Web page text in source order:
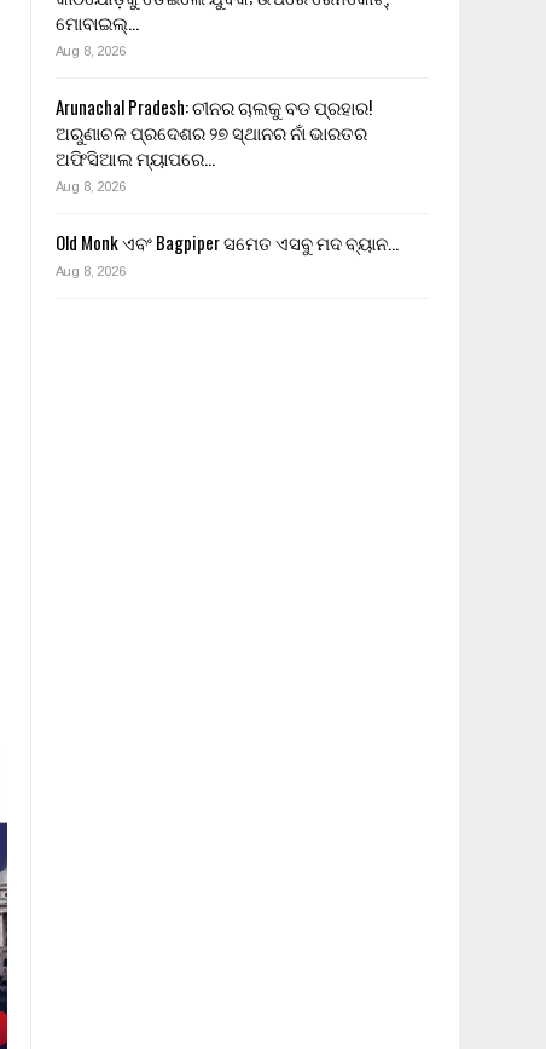
ମୋବାଇଲ୍…
Aug 8, 2026
Arunachal Pradesh: ଚୀନର ଚାଲକୁ ବଡ ପ୍ରହାର!
ଅରୁଣାଚଳ ପ୍ରଦେଶର ୨୭ ସ୍ଥାନର ନାଁ ଭାରତର
ଅଫିସିଆଲ ମ୍ୟାପରେ…
Aug 8, 2026
Old Monk ଏବଂ Bagpiper ସମେତ ଏସବୁ ମଦ ବ୍ୟାନ…
Aug 8, 2026